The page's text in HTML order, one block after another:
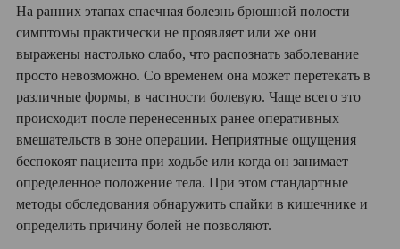
На ранних этапах спаечная болезнь брюшной полости
симптомы практически не проявляет или же они
выражены настолько слабо, что распознать заболевание
просто невозможно. Со временем она может перетекать в
различные формы, в частности болевую. Чаще всего это
происходит после перенесенных ранее оперативных
вмешательств в зоне операции. Неприятные ощущения
беспокоят пациента при ходьбе или когда он занимает
определенное положение тела. При этом стандартные
методы обследования обнаружить спайки в кишечнике и
определить причину болей не позволяют.